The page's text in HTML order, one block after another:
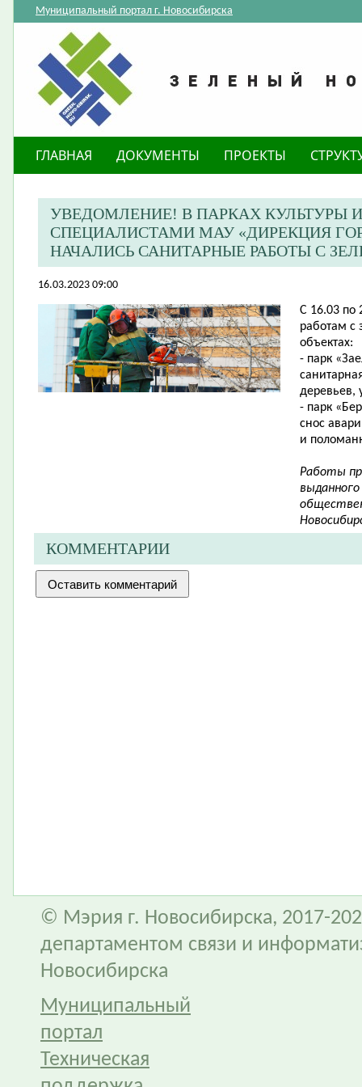
Муниципальный портал г. Новосибирска
ГЛАВНАЯ ДОКУМЕНТЫ ПРОЕКТЫ
​УВЕДОМЛЕНИЕ! В ПАРКАХ КУЛЬТУРЫ
СПЕЦИАЛИСТАМИ МАУ «ДИРЕКЦИЯ
НАЧАЛИСЬ САНИТАРНЫЕ РАБОТЫ С
16.03.2023 09:00
С 16.03 по
работам
объектах:
- парк
деревьев,
- парк
снос
и
Работы
КОММЕНТАРИИ
© Мэрия г. Новосибирска, 2017-
департаментом связи и
Новосибирска
Муниципальный
портал
Техническая